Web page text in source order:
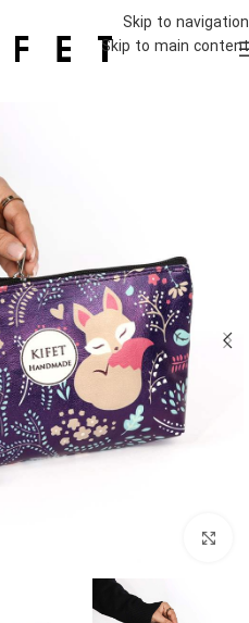
Skip to navigation
Skip to main content